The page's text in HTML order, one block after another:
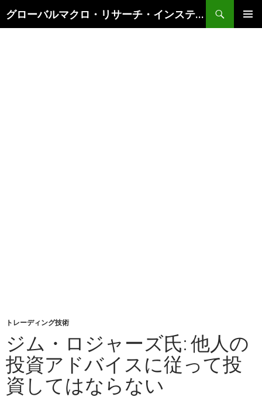
グローバルマクロ・リサーチ・インスティテュート
索
トレーディング技術
ジム・ロジャーズ氏: 他人の
投資アドバイスに従って投
資してはならない